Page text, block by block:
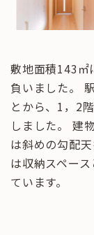
敷地面積143㎡
負いました。
とから、1，2
しました。 建
は斜めの勾配
は収納スペー
ています。